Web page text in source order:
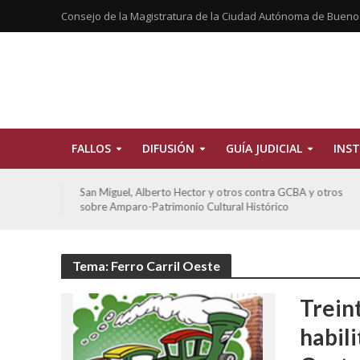
Consejo de la Magistratura de la Ciudad Autónoma de
FALLOS DIFUSIÓN GUÍA JUDICIAL
De Morais, Oscar Antonio y otros y otros contra GCBA
sobre amparo-habitacionales
Tema: Ferro Carril Oeste